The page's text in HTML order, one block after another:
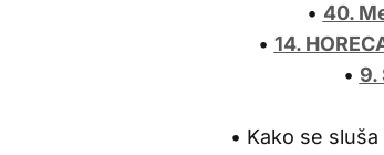
• 40.
• 14.
• 9.
• Kako se